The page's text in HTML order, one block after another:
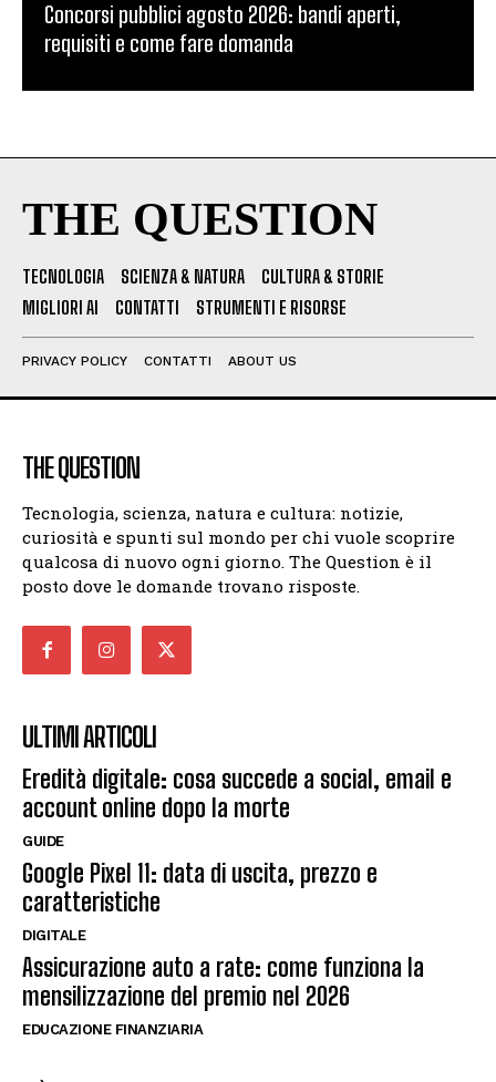
Concorsi pubblici agosto 2026: bandi aperti,
requisiti e come fare domanda
THE QUESTION
TECNOLOGIA SCIENZA & NATURA
CULTURA & STORIE
MIGLIORI AI
CONTATTI STRUMENTI E RISORSE
PRIVACY POLICY CONTATTI ABOUT US
THE QUESTION
Tecnologia, scienza, natura e cultura: notizie,
curiosità e spunti sul mondo per chi vuole scoprire
qualcosa di nuovo ogni giorno. The Question è il
posto dove le domande trovano risposte.
ULTIMI ARTICOLI
Eredità digitale: cosa succede a social, email e
account online dopo la morte
GUIDE
Google Pixel 11: data di uscita, prezzo e
caratteristiche
DIGITALE
Assicurazione auto a rate: come funziona la
mensilizzazione del premio nel 2026
EDUCAZIONE FINANZIARIA